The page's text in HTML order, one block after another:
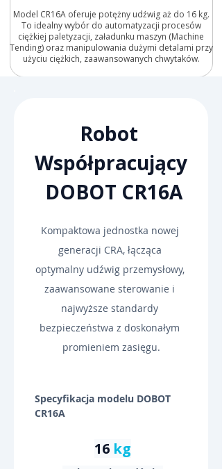
Model CR16A oferuje potężny udźwig aż do 16 kg.
To idealny wybór do automatyzacji procesów
ciężkiej paletyzacji, załadunku maszyn (Machine
Tending) oraz manipulowania dużymi detalami przy
użyciu ciężkich, zaawansowanych chwytaków.
Robot
Współpracujący
DOBOT CR16A
Kompaktowa jednostka nowej
generacji CRA, łącząca
optymalny udźwig przemysłowy,
zaawansowane sterowanie i
najwyższe standardy
bezpieczeństwa z doskonałym
promieniem zasięgu.
Specyfikacja modelu DOBOT
CR16A
16 kg